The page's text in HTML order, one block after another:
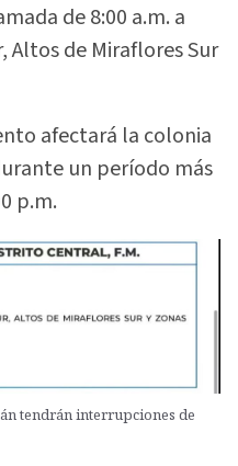
de 8:00 a.m. a
Altos de Miraflores Sur
afectará la colonia
un período más
p.m.
tendrán interrupciones de